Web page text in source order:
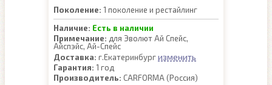
Поколение: 1 поколение и рестайлинг
Наличие: Есть в наличии
Примечание: для Эволют Ай Спейс,
Айспэйс, Ай-Спейс
Доставка: г.Екатеринбургизменить
Гарантия: 1 год
Производитель: CARFORMA (Россия)